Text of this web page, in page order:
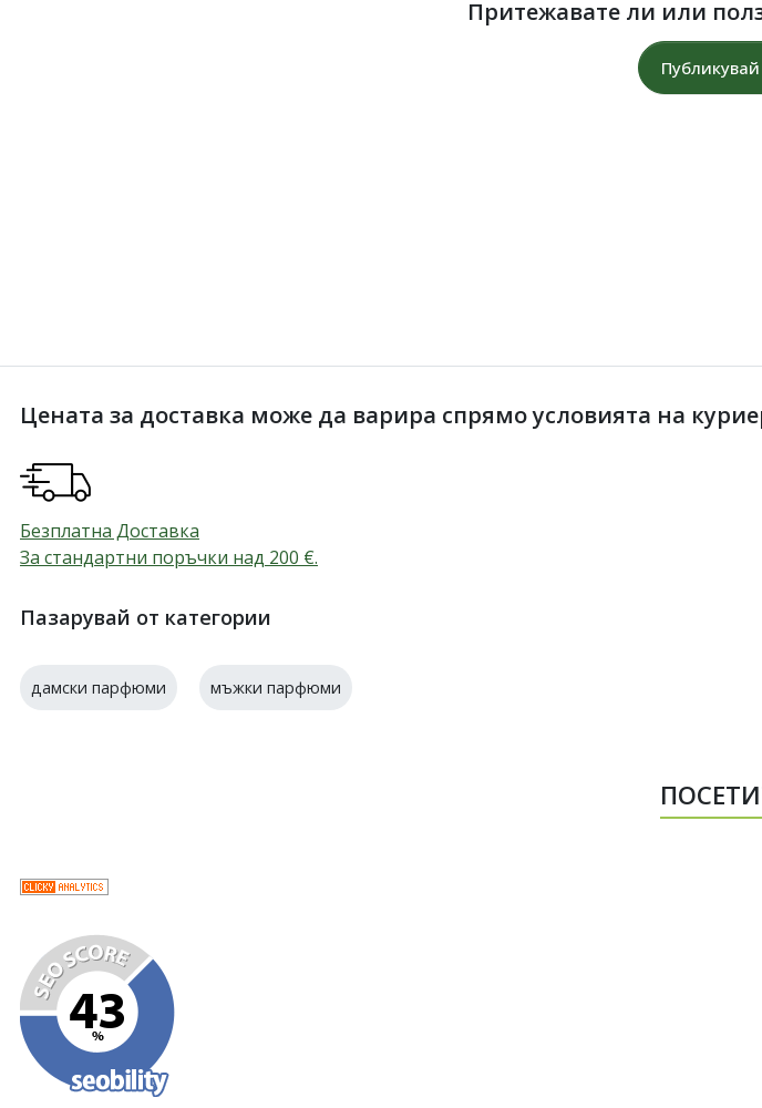
Притежавате ли или
Цената за доставка може да варира спрямо условията на
Безплатна Доставка
За стандартни поръчки над 200 €.
Пазарувай от категории
дамски парфюми мъжки парфюми